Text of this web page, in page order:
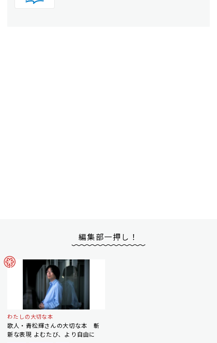
編集部一押し！
わたしの大切な本
歌人・青松輝さんの大切な本 斬
新な表現 よむたび、より自由に